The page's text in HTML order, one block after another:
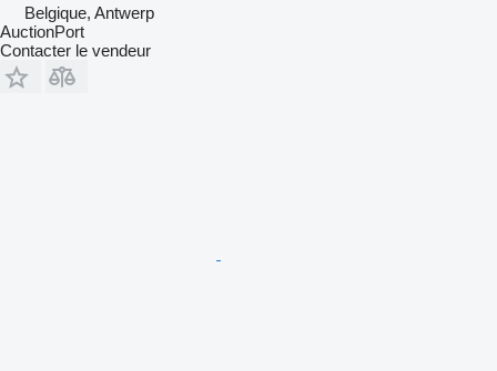
Belgique, Antwerp
AuctionPort
Contacter le vendeur